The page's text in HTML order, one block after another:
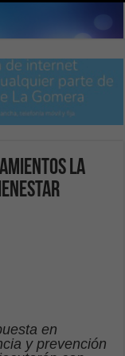
la
en
y prevención